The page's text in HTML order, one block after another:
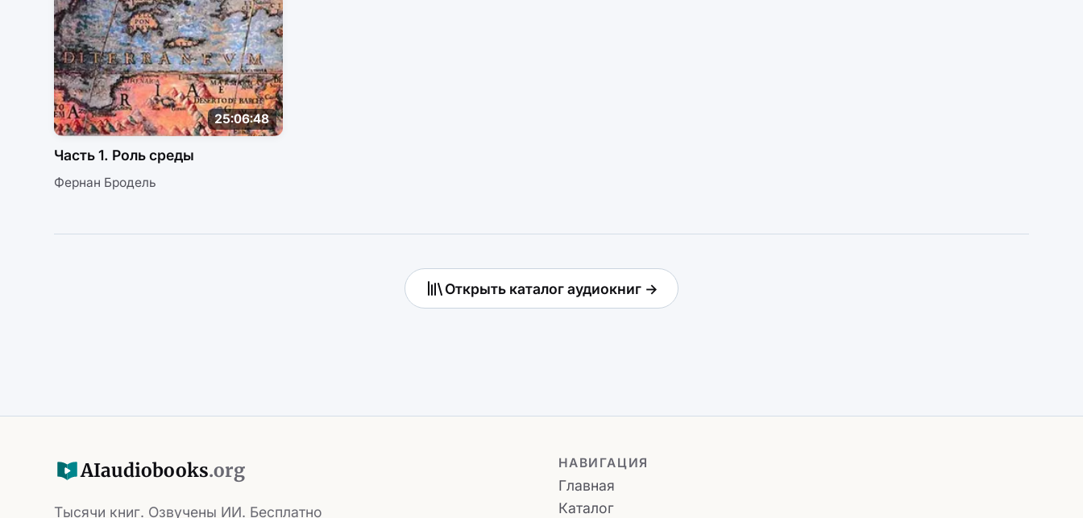
25:06:48
Часть 1. Роль среды
Фернан Бродель
Открыть каталог аудиокниг →
AIaudiobooks.org
Тысячи книг. Озвучены ИИ. Бесплатно
НАВИГАЦИЯ
Главная
Каталог